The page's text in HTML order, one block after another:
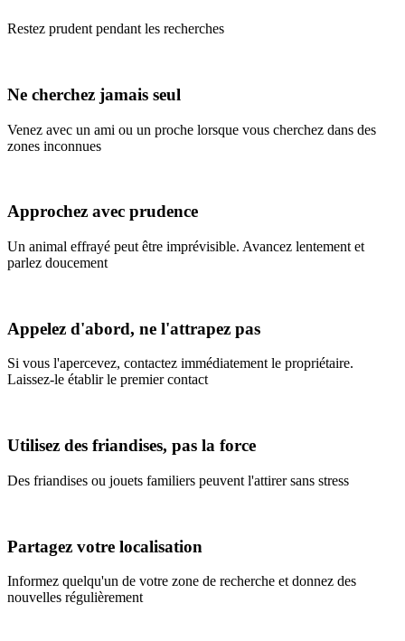
Restez prudent pendant les recherches
Ne cherchez jamais seul
Venez avec un ami ou un proche lorsque vous cherchez dans des
zones inconnues
Approchez avec prudence
Un animal effrayé peut être imprévisible. Avancez lentement et
parlez doucement
Appelez d'abord, ne l'attrapez pas
Si vous l'apercevez, contactez immédiatement le propriétaire.
Laissez-le établir le premier contact
Utilisez des friandises, pas la force
Des friandises ou jouets familiers peuvent l'attirer sans stress
Partagez votre localisation
Informez quelqu'un de votre zone de recherche et donnez des
nouvelles régulièrement